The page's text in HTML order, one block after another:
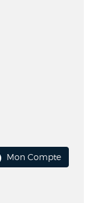
Mon Compte